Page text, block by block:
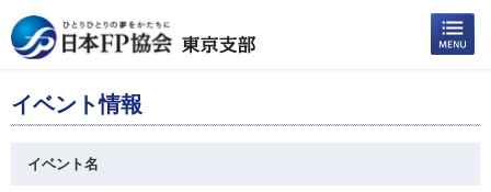
イベント情報
イベント名